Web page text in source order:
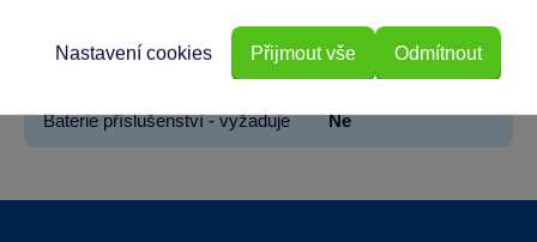
Baterie příslušenství - vyžaduje Ne
Odmítnout
Nastavení cookies Přijmout vše